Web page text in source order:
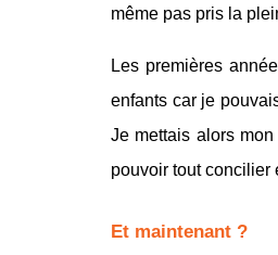
même pas pris la
Les premières
enfants car je
Je mettais alors
pouvoir tout concilier
Et maintenant ?